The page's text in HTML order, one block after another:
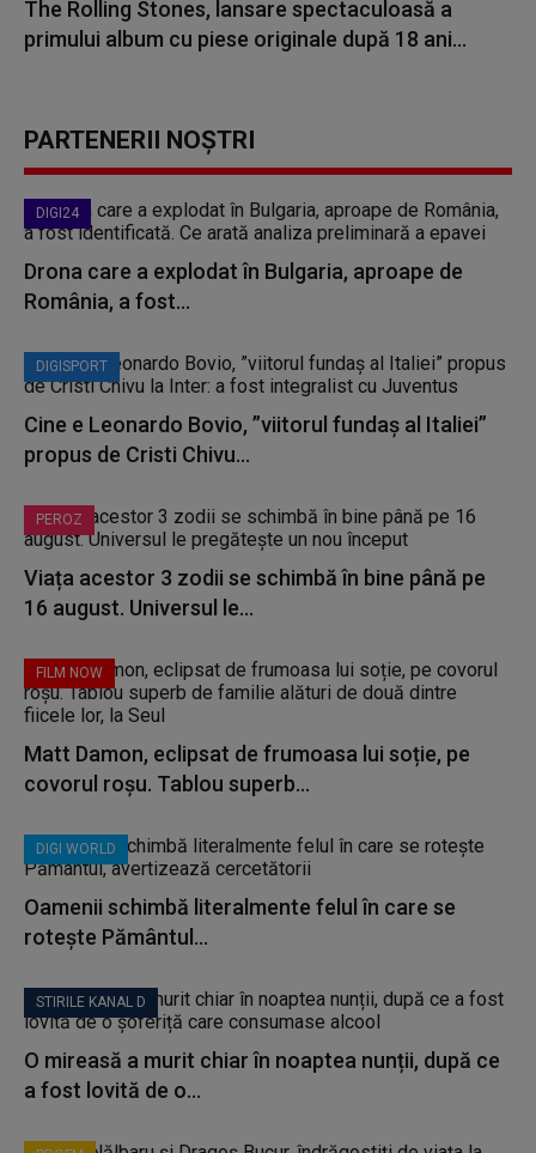
The Rolling Stones, lansare spectaculoasă a
primului album cu piese originale după 18 ani...
PARTENERII NOȘTRI
DIGI24
Drona care a explodat în Bulgaria, aproape de
România, a fost...
DIGISPORT
Cine e Leonardo Bovio, ”viitorul fundaș al Italiei”
propus de Cristi Chivu...
PEROZ
Viața acestor 3 zodii se schimbă în bine până pe
16 august. Universul le...
FILM NOW
Matt Damon, eclipsat de frumoasa lui soție, pe
covorul roșu. Tablou superb...
DIGI WORLD
Oamenii schimbă literalmente felul în care se
rotește Pământul...
STIRILE KANAL D
O mireasă a murit chiar în noaptea nunții, după ce
a fost lovită de o...